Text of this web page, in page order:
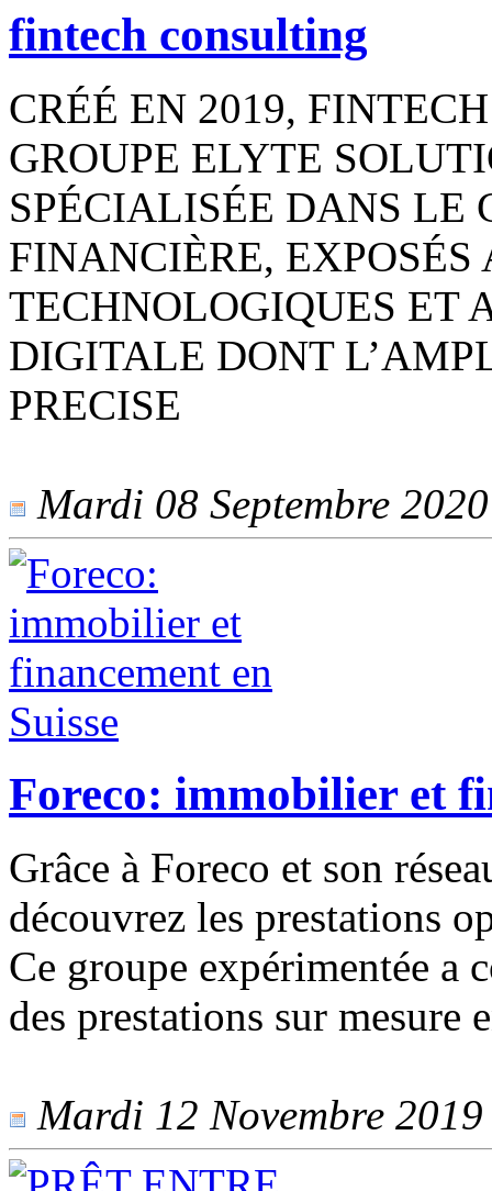
fintech consulting
CRÉÉ EN 2019,
GROUPE ELYTE
SPÉCIALISÉE DANS LE
FINANCIÈRE,
TECHNOLOGIQUES ET
DIGITALE DONT
PRECISE
Mardi 08 Septembre
Foreco: immobilier et
Grâce à Foreco et son
découvrez les prestations
Ce groupe expérimentée a
des prestations sur mesure
Mardi 12 Novembre